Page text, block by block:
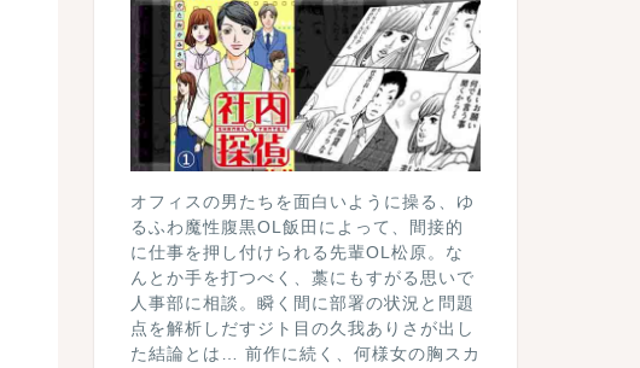
オフィスの男たちを面白いように操る、ゆ
るふわ魔性腹黒OL飯田によって、間接的
に仕事を押し付けられる先輩OL松原。な
んとか手を打つべく、藁にもすがる思いで
人事部に相談。瞬く間に部署の状況と問題
点を解析しだすジト目の久我ありさが出し
た結論とは… 前作に続く、何様女の胸スカ